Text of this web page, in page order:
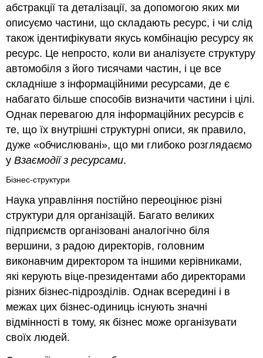
абстракції та деталізації, за допомогою яких ми
описуємо частини, що складають ресурс, і чи слід
також ідентифікувати якусь комбінацію ресурсу як
ресурс. Це непросто, коли ви аналізуєте структуру
автомобіля з його тисячами частин, і це все
складніше з інформаційними ресурсами, де є
набагато більше способів визначити частини і цілі.
Однак перевагою для інформаційних ресурсів є
те, що їх внутрішні структурні описи, як правило,
дуже «обчислювані», що ми глибоко розглядаємо
уВзаємодії з ресурсами.
Бізнес-структури
Наука управління постійно переоцінює різні
структури для організацій. Багато великих
підприємств організовані аналогічно біля
вершини, з радою директорів, головним
виконавчим директором та іншими керівниками,
які керують віце-президентами або директорами
різних бізнес-підрозділів. Однак всередині і в
межах цих бізнес-одиниць існують значні
відмінності в тому, як бізнес може організувати
своїх людей.